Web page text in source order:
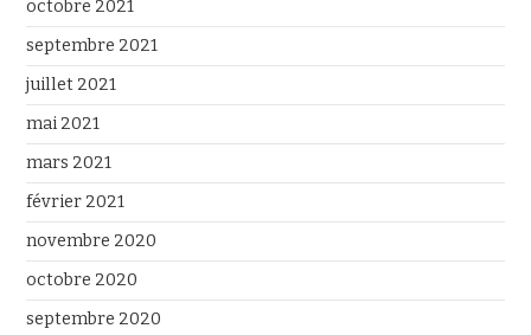
octobre 2021
septembre 2021
juillet 2021
mai 2021
mars 2021
février 2021
novembre 2020
octobre 2020
septembre 2020